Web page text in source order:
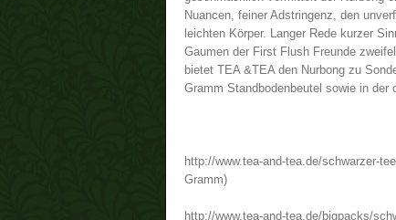
Nuancen, feiner Adstringenz, den
leichten Körper. Langer Rede kurzer
Gaumen der First Flush Freunde
bietet TEA &TEA den Nurbong zu
Gramm Standbodenbeutel sowie in der
http://www.tea-and-tea.de/schwarzer-
Gramm)
http://www.tea-and-tea.de/bigpacks/